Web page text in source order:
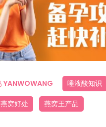
YANWOWANG 唾液酸知识
燕窝好处 燕窝王产品